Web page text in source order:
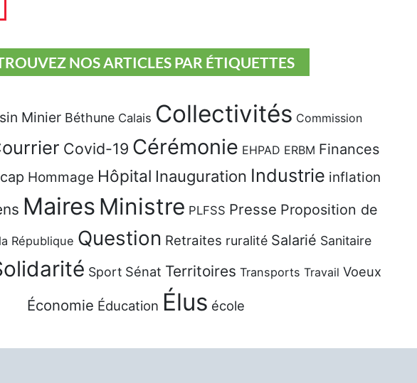
NOS ARTICLES PAR ÉTIQUETTES
Minier Béthune Calais Collectivités Commission
Covid-19 Cérémonie EHPAD ERBM Finances
Hommage Hôpital Inauguration Industrie inflation
Maires Ministre PLFSS Presse Proposition de
République Question Retraites ruralité Salarié Sanitaire
Sport Sénat Territoires Transports Travail Voeux
Économie Éducation Élus école